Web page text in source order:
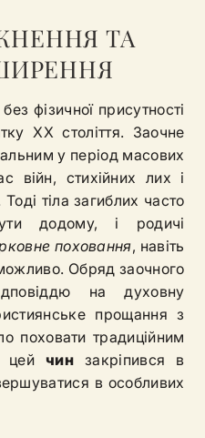
ТА
без фізичної присутності
XX століття. Заочне
у період масових
війн, стихійних лих і
тіла загиблих часто
додому, і родичі
поховання, навіть
Обряд заочного
на духовну
прощання з
поховати традиційним
цейчин закріпився в
в особливих